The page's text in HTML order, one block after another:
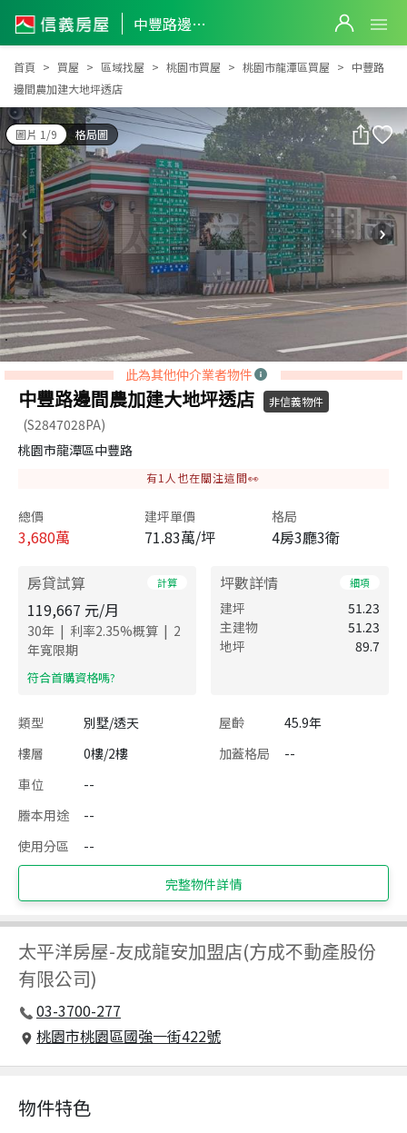
中豐路邊間農加建大地坪透店
中豐路邊間農加建大地坪透店
首頁 買屋 區域找屋 桃園市買屋 桃園市龍潭區買屋
中豐路
邊間農加建大地坪透店
圖片 1/9 格局圖
此為其他仲介業者物件
中豐路邊間農加建大地坪透店 非信義物件
(S2847028PA)
桃園市龍潭區中豐路
有1 人也在關注這間👀
總價
3,680萬
建坪單價
71.83萬/坪
格局
4房3廳3衛
房貸試算 計算
119,667 元/月
30年 | 利率2.35%概算 | 2
年寬限期
​符合首購資格嗎?
坪數詳情 細項
建坪
51.23
主建物
51.23
地坪
89.7
類型 別墅/透天 屋齡
45.9年
樓層
0樓/2樓 加蓋格局
--
車位
--
謄本用途
--
使用分區
--
完整物件詳情
太平洋房屋-友成龍安加盟店(方成不動產股份
有限公司)
03-3700-277
桃園市桃園區國強一街422號
物件特色